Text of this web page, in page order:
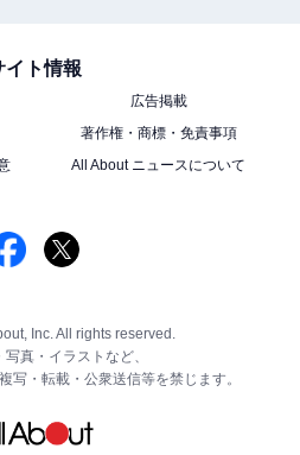
イト情報
広告掲載
著作権・商標・免責事項
All About ニュースについて
Inc. All rights reserved.
真・イラストなど、
写・転載・公衆送信等を禁じます。